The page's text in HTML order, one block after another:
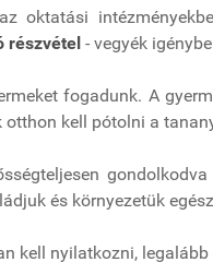
oktatási
részvétel - vegyék
fogadunk. A
otthon kell pótolni a
és környezetük
kell nyilatkozni,